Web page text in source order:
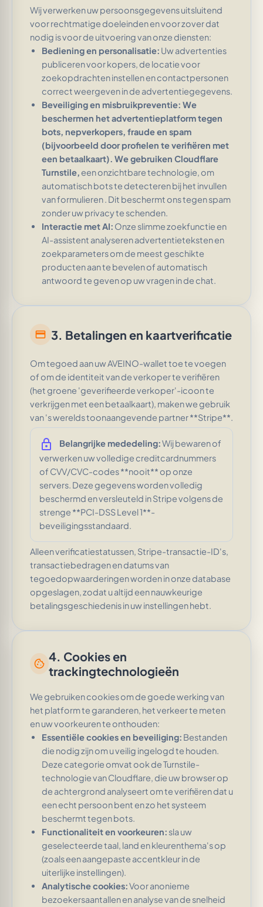
Wij verwerken uw persoonsgegevens uitsluitend
voor rechtmatige doeleinden en voor zover dat
nodig is voor de uitvoering van onze diensten:
Bediening en personalisatie: Uw advertenties
publiceren voor kopers, de locatie voor
zoekopdrachten instellen en contactpersonen
correct weergeven in de advertentiegegevens.
Beveiliging en misbruikpreventie: We
beschermen het advertentieplatform tegen
bots, nepverkopers, fraude en spam
(bijvoorbeeld door profielen te verifiëren met
een betaalkaart). We gebruiken Cloudflare
Turnstile, een onzichtbare technologie, om
automatisch bots te detecteren bij het invullen
van formulieren. Dit beschermt ons tegen spam
zonder uw privacy te schenden.
Interactie met AI: Onze slimme zoekfunctie en
AI-assistent analyseren advertentieteksten en
zoekparameters om de meest geschikte
producten aan te bevelen of automatisch
antwoord te geven op uw vragen in de chat.
credit_card 3. Betalingen en kaartverificatie
Om tegoed aan uw AVEINO-wallet toe te voegen
of om de identiteit van de verkoper te verifiëren
(het groene 'geverifieerde verkoper'-icoon te
verkrijgen met een betaalkaart), maken we gebruik
van 's werelds toonaangevende partner **Stripe**.
lock Belangrijke mededeling:Wij bewaren of
verwerken uw volledige creditcardnummers
of CVV/CVC-codes **nooit** op onze
servers. Deze gegevens worden volledig
beschermd en versleuteld in Stripe volgens de
strenge **PCI-DSS Level 1**-
beveiligingsstandaard.
Alleen verificatiestatussen, Stripe-transactie-ID's,
transactiebedragen en datums van
tegoedopwaarderingen worden in onze database
opgeslagen, zodat u altijd een nauwkeurige
betalingsgeschiedenis in uw instellingen hebt.
cookie 4. Cookies en
trackingtechnologieën
We gebruiken cookies om de goede werking van
het platform te garanderen, het verkeer te meten
en uw voorkeuren te onthouden:
Essentiële cookies en beveiliging: Bestanden
die nodig zijn om u veilig ingelogd te houden.
Deze categorie omvat ook de Turnstile-
technologie van Cloudflare, die uw browser op
de achtergrond analyseert om te verifiëren dat u
een echt persoon bent en zo het systeem
beschermt tegen bots.
Functionaliteit en voorkeuren: sla uw
geselecteerde taal, land en kleurenthema's op
(zoals een aangepaste accentkleur in de
uiterlijke instellingen).
Analytische cookies:Voor anonieme
bezoekersaantallen en analyse van de snelheid